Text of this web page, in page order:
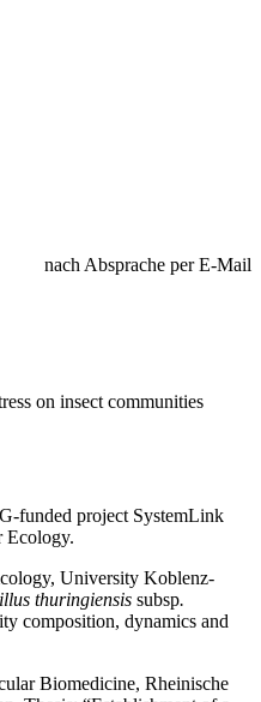
nach Absprache per E-Mail
on insect communities
funded project SystemLink
Ecology.
University Koblenz-
thuringiensis subsp.
composition, dynamics and
Biomedicine, Rheinische